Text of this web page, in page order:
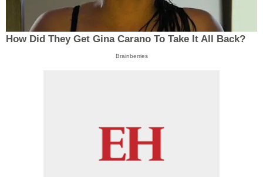
How Did They Get Gina Carano To Take It All Back?
Brainberries